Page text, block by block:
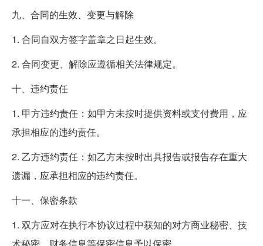
九、合同的生效、变更与解除
1. 合同自双方签字盖章之日起生效。
2. 合同变更、解除应遵循相关法律规定。
十、违约责任
1. 甲方违约责任：如甲方未按时提供资料或支付费用，应
承担相应的违约责任。
2. 乙方违约责任：如乙方未按时出具报告或报告存在重大
遗漏，应承担相应的违约责任。
十一、保密条款
1. 双方应对在执行本协议过程中获知的对方商业秘密、技
术秘密、财务信息等保密信息予以保密。